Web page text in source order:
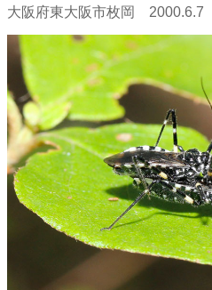
大阪府東大阪市枚岡 2000.6.7